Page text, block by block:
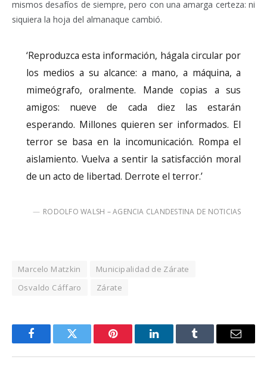
mismos desafíos de siempre, pero con una amarga certeza: ni
siquiera la hoja del almanaque cambió.
‘Reproduzca esta información, hágala circular por
los medios a su alcance: a mano, a máquina, a
mimeógrafo, oralmente. Mande copias a sus
amigos: nueve de cada diez las estarán
esperando. Millones quieren ser informados. El
terror se basa en la incomunicación. Rompa el
aislamiento. Vuelva a sentir la satisfacción moral
de un acto de libertad. Derrote el terror.’
RODOLFO WALSH – AGENCIA CLANDESTINA DE NOTICIAS
Marcelo Matzkin
Municipalidad de Zárate
Osvaldo Cáffaro
Zárate
FacebookTwitter Pinterest LinkedInTumblr Email